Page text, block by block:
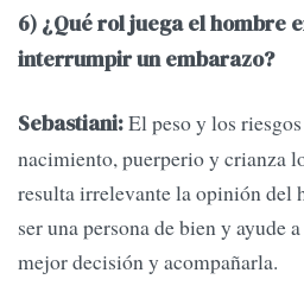
6) ¿Qué rol juega el hombre
interrumpir un embarazo?
Sebastiani:El peso y los
nacimiento, puerperio y crianza
resulta irrelevante la opinión del
ser una persona de bien y ayude
mejor decisión y acompañarla.